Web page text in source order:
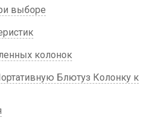
выборе
колонок
Блютуз Колонку к